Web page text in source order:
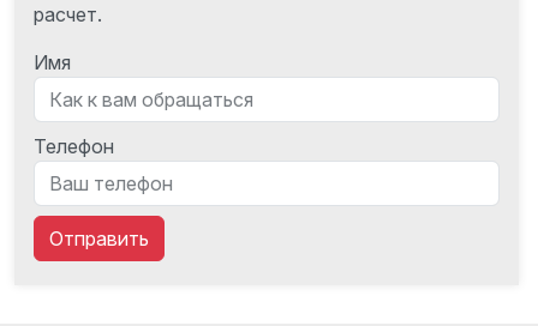
расчет.
Имя
Телефон
Отправить